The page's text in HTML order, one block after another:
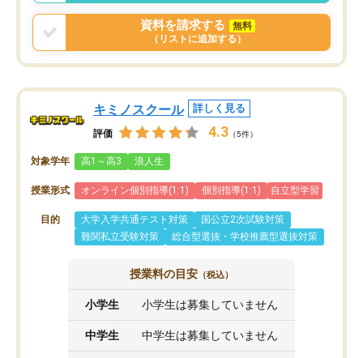
戻せ、授業内容や講師の方は良かった
と思います。
資料を請求する
無料
（リストに追加する）
キミノスクール 詳しく見る
評価 4.3 （5件）
対象学年 高1～高3 浪人生
授業形式 オンライン個別指導(1:1) 個別指導(1:1) 自立型学習
目的 大学入学共通テスト対策
国公立2次試験対策
難関私立受験対策
総合型選抜・学校推薦型選抜対策
授業料の目安 （税込）
小学生 小学生は募集していません
中学生 中学生は募集していません